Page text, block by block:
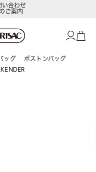
Club
ご案内
ッグ
ボストンバッグ